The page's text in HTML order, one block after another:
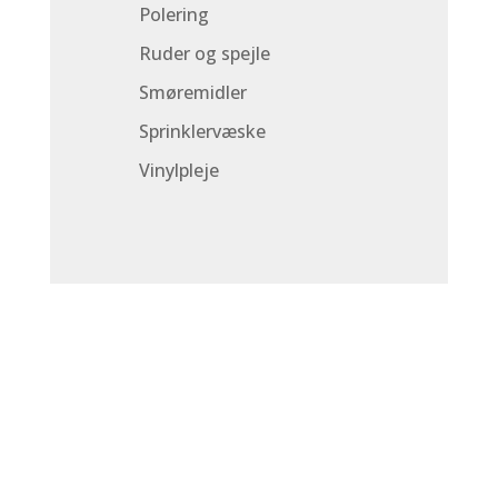
Polering
Ruder og spejle
Smøremidler
Sprinklervæske
Vinylpleje